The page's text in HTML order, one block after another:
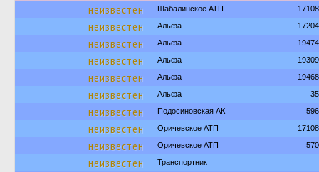
неизвестен Шабалинское АТП
неизвестен Альфа
неизвестен Альфа
неизвестен Альфа
неизвестен Альфа
неизвестен Альфа
неизвестен Подосиновская АК
неизвестен Оричевское АТП
неизвестен Оричевское АТП
неизвестен Транспортник